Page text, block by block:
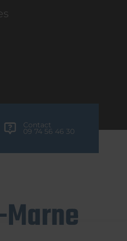
Contact
09 74 56 46 30
Marne